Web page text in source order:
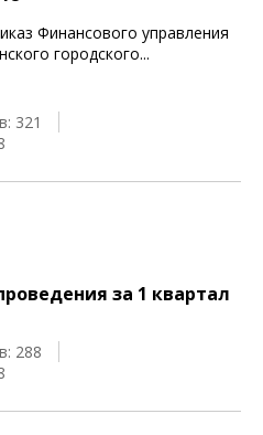
Финансового управления
городского...
321
за 1 квартал
288